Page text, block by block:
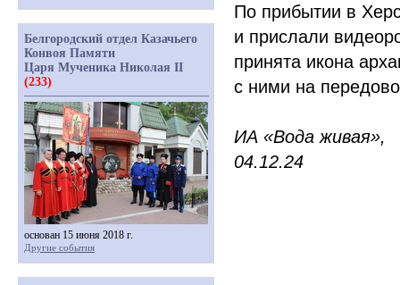
По прибытии в
и прислали
принята икона
с ними на
ИА «Вода живая»,
04.12.24
Белгородский отдел Казачьего
Конвоя Памяти
Царя Мученика Николая II
(233)
основан 15 июня 2018 г.
Другие события